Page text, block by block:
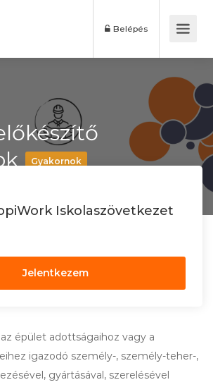
Belépés
Gyakornok
Iskolaszövetkezet
Jelentkezem
épület adottságaihoz vagy a
igazodó személy-, személy-teher-,
gyártásával, szerelésével